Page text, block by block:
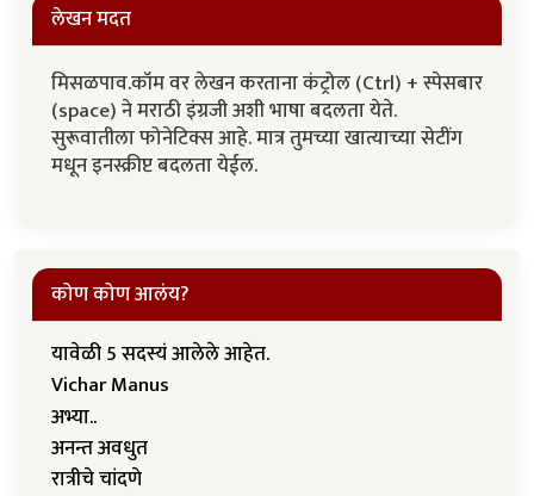
लेखन मदत
मिसळपाव.कॉम वर लेखन करताना कंट्रोल (Ctrl) + स्पेसबार
(space) ने मराठी इंग्रजी अशी भाषा बदलता येते.
सुरूवातीला फोनेटिक्स आहे. मात्र तुमच्या खात्याच्या सेटींग
मधून इनस्क्रीप्ट बदलता येईल.
कोण कोण आलंय?
यावेळी 5 सदस्यं आलेले आहेत.
Vichar Manus
अभ्या..
अनन्त अवधुत
रात्रीचे चांदणे